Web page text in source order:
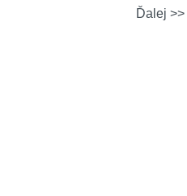
Ďalej >>